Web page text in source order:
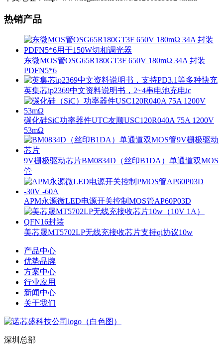
热销产品
东微MOS管OSG65R180GT3F 650V 180mΩ 34A 封装
PDFN5*6
英集芯ip2369中文资料说明书，2~4串电池充电ic
碳化硅SiC功率器件UTC友顺USC120R040A 75A 1200V
53mΩ
9V栅极驱动芯片BM0834D（丝印B1DA）单通道双MOS
管
APM永源微LED电源开关控制MOS管AP60P03D
美芯晟MT5702LP无线充接收芯片支持qi协议10w
产品中心
优势品牌
方案中心
行业应用
新闻中心
关于我们
深圳总部